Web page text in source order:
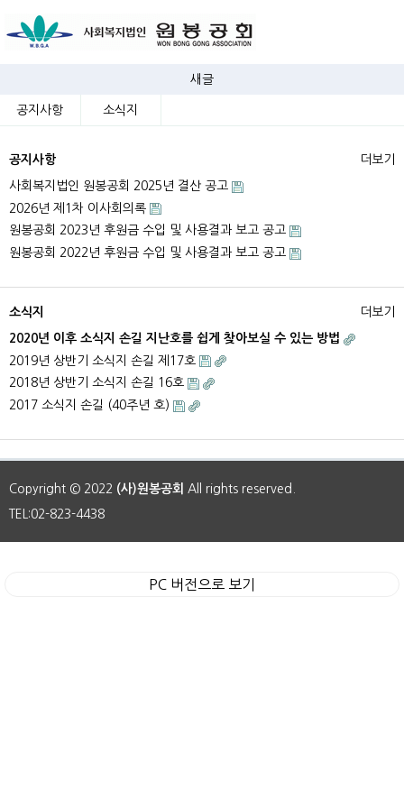
새글
공지사항 소식지
공지사항
사회복지법인 원봉공회 2025년 결산 공고
2026년 제1차 이사회의록
원봉공회 2023년 후원금 수입 및 사용결과 보고 공고
원봉공회 2022년 후원금 수입 및 사용결과 보고 공고
더보기
소식지
2020년 이후 소식지 손길 지난호를 쉽게 찾아보실 수 있는 방법
2019년 상반기 소식지 손길 제17호
2018년 상반기 소식지 손길 16호
2017 소식지 손길 (40주년 호)
더보기
Copyright © 2022 (사)원봉공회 All rights reserved.
TEL:02-823-4438
PC 버전으로 보기